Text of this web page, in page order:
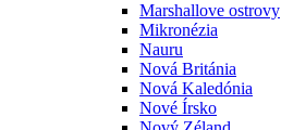
Marshallove ostrovy
Mikronézia
Nauru
Nová Británia
Nová Kaledónia
Nové Írsko